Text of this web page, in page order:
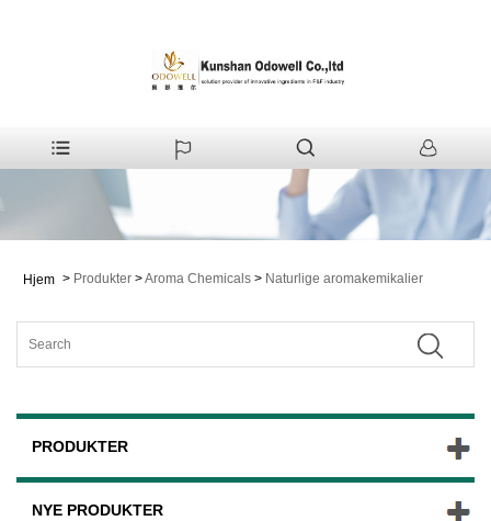
Hjem > Produkter >Aroma Chemicals > Naturlige aromakemikalier
PRODUKTER
NYE PRODUKTER